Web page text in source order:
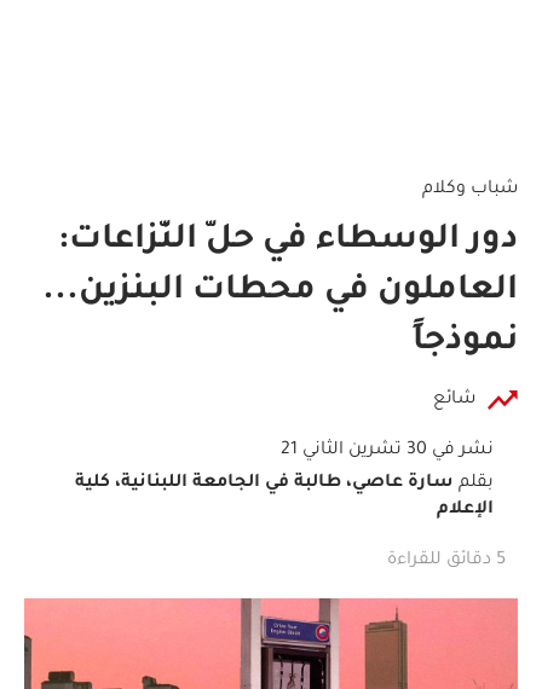
شباب وكلام
دور الوسطاء في حلّ النّزاعات:
العاملون في محطات البنزين...
نموذجاً
شائع
نشر في 30 تشرين الثاني 21
بقلم سارة عاصي، طالبة في الجامعة اللبنانية، كلية
الإعلام
5 دقائق للقراءة